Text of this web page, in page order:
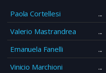
Paola Cortellesi
Valerio Mastrandrea
Emanuela Fanelli
Vinicio Marchioni